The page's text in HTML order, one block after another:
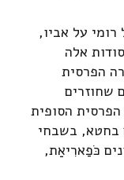
על אביו,
אלה
הפרסית
שחוזרים
הסופית
בחטא, בשבחי
כֹּפַארִיאַת,